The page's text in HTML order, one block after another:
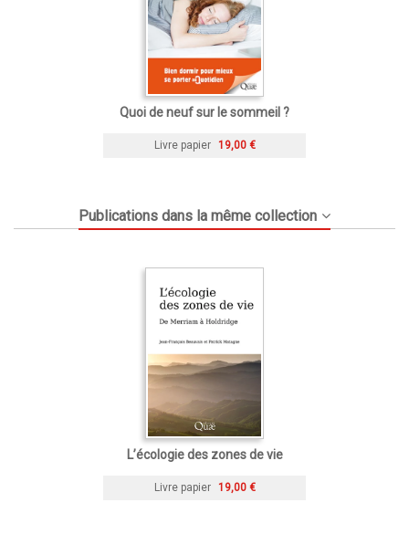
Quoi de neuf sur le sommeil ?
Livre papier 19,00 €
Publications dans la même collection
L’écologie des zones de vie
Livre papier 19,00 €